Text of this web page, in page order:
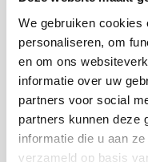
We gebruiken cookies
personaliseren, om
en om ons
informatie over uw
partners voor social
partners kunnen deze
informatie die u aan
verzameld op basis
België(afdeling
+32 (0)2 765 00 21
Nederland(afdeling
+31 (0)10 322 03 04